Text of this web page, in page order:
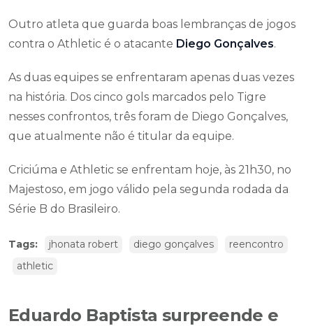
Outro atleta que guarda boas lembranças de jogos
contra o Athletic é o atacante Diego Gonçalves.
As duas equipes se enfrentaram apenas duas vezes
na história. Dos cinco gols marcados pelo Tigre
nesses confrontos, três foram de Diego Gonçalves,
que atualmente não é titular da equipe.
Criciúma e Athletic se enfrentam hoje, às 21h30, no
Majestoso, em jogo válido pela segunda rodada da
Série B do Brasileiro.
Tags: jhonata robert diego gonçalves
reencontro
athletic
Eduardo Baptista surpreende e